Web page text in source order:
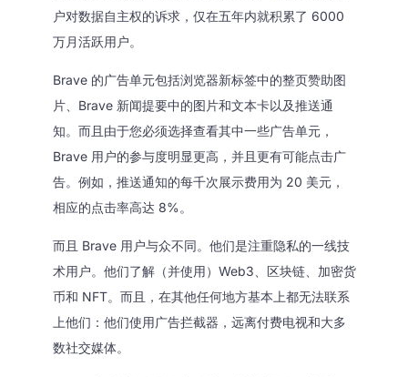
户对数据自主权的诉求，仅在五年内就积累了 6000
万月活跃用户。
Brave 的广告单元包括浏览器新标签中的整页赞助图
片、Brave 新闻提要中的图片和文本卡以及推送通
知。而且由于您必须选择查看其中一些广告单元，
Brave 用户的参与度明显更高，并且更有可能点击广
告。例如，推送通知的每千次展示费用为 20 美元，
相应的点击率高达 8%。
而且 Brave 用户与众不同。他们是注重隐私的一线技
术用户。他们了解（并使用）Web3、区块链、加密货
币和 NFT。而且，在其他任何地方基本上都无法联系
上他们：他们使用广告拦截器，远离付费电视和大多
数社交媒体。